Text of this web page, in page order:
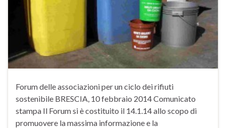
Forum delle associazioni per un ciclo dei rifiuti
sostenibile BRESCIA, 10 febbraio 2014 Comunicato
stampa Il Forum si è costituito il 14.1.14 allo scopo di
promuovere la massima informazione e la